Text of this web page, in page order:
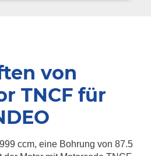
von
TNCF für
ccm, eine Bohrung von 87.5